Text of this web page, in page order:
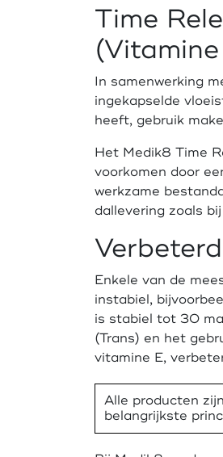
Time
In samenwerking
ingekapselde
heeft, gebruik
Het Medik8 Time
voorkomen door
werkzame
dallevering zoals
Enkele van de
instabiel,
is stabiel tot 30
(Trans) en het
vitamine E,
Alle producten
belangrijkste